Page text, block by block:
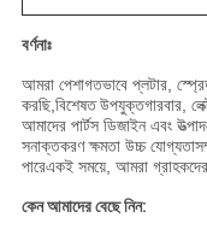
বর্ণনাঃ
আমরা পেশাগতভাবে প্লটার,
করছি,বিশেষত উপযুক্তগারবার,
আমাদের পার্টস ডিজাইন এবং
সনাক্তকরণ ক্ষমতা উচ্চ
পারেএকই সময়ে, আমরা
কেন আমাদের বেছে নিন: